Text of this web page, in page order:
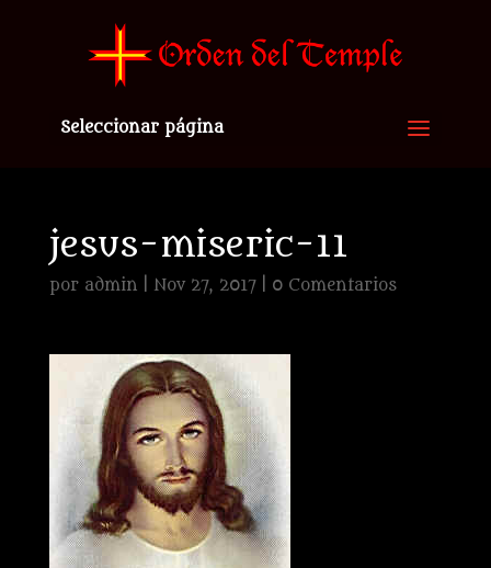
Seleccionar página
jesus-miseric-11
por admin Nov 27, 2017| 0 Comentarios